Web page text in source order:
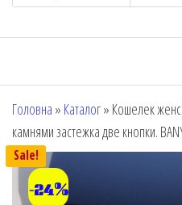
Головна » Каталог» Кошелек
камнями застежка две кнопки.
Sale!
-24%